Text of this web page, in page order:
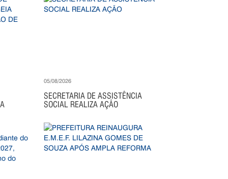
05/08/2026
SECRETARIA DE ASSISTÊNCIA
SOCIAL REALIZA AÇÃO